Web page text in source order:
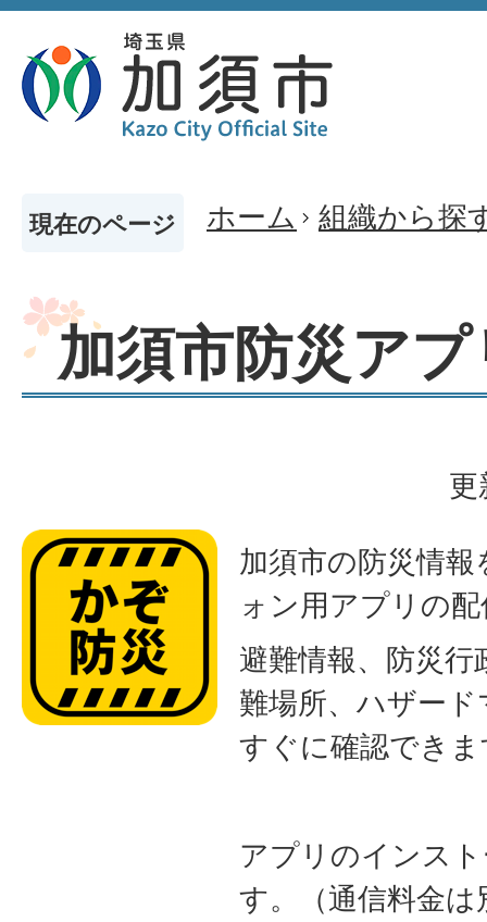
現在のページ ホーム 組織から探
加須市防災アプ
更
加須市の防災情
ォン用アプリの
避難情報、防災
難場所、ハザー
すぐに確認でき
アプリのインス
す。（通信料金